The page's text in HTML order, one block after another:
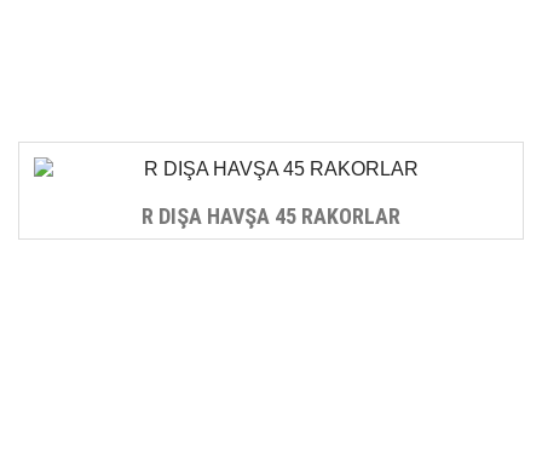
R DIŞA HAVŞA 45 RAKORLAR